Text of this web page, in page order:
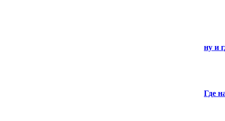
ну и
Где